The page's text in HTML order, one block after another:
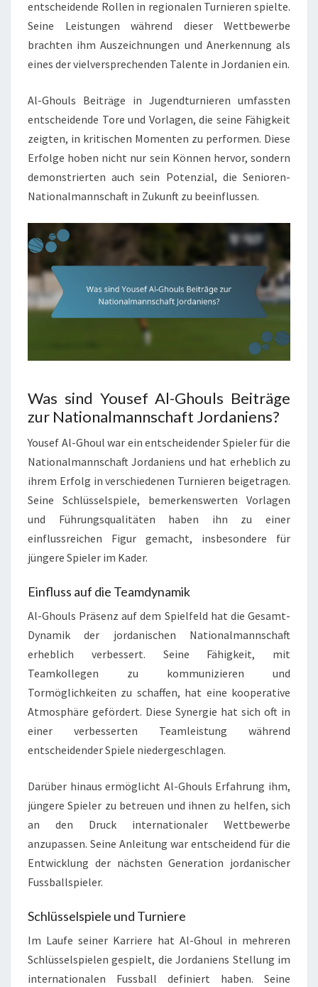
entscheidende Rollen in regionalen Turnieren spielte.
Seine Leistungen während dieser Wettbewerbe
brachten ihm Auszeichnungen und Anerkennung als
eines der vielversprechenden Talente in Jordanien ein.
Al-Ghouls Beiträge in Jugendturnieren umfassten
entscheidende Tore und Vorlagen, die seine Fähigkeit
zeigten, in kritischen Momenten zu performen. Diese
Erfolge hoben nicht nur sein Können hervor, sondern
demonstrierten auch sein Potenzial, die Senioren-
Nationalmannschaft in Zukunft zu beeinflussen.
Was sind Yousef Al-Ghouls Beiträge
zur Nationalmannschaft Jordaniens?
Yousef Al-Ghoul war ein entscheidender Spieler für die
Nationalmannschaft Jordaniens und hat erheblich zu
ihrem Erfolg in verschiedenen Turnieren beigetragen.
Seine Schlüsselspiele, bemerkenswerten Vorlagen
und Führungsqualitäten haben ihn zu einer
einflussreichen Figur gemacht, insbesondere für
jüngere Spieler im Kader.
Einfluss auf die Teamdynamik
Al-Ghouls Präsenz auf dem Spielfeld hat die Gesamt-
Dynamik der jordanischen Nationalmannschaft
erheblich verbessert. Seine Fähigkeit, mit
Teamkollegen zu kommunizieren und
Tormöglichkeiten zu schaffen, hat eine kooperative
Atmosphäre gefördert. Diese Synergie hat sich oft in
einer verbesserten Teamleistung während
entscheidender Spiele niedergeschlagen.
Darüber hinaus ermöglicht Al-Ghouls Erfahrung ihm,
jüngere Spieler zu betreuen und ihnen zu helfen, sich
an den Druck internationaler Wettbewerbe
anzupassen. Seine Anleitung war entscheidend für die
Entwicklung der nächsten Generation jordanischer
Fussballspieler.
Schlüsselspiele und Turniere
Im Laufe seiner Karriere hat Al-Ghoul in mehreren
Schlüsselspielen gespielt, die Jordaniens Stellung im
internationalen Fussball definiert haben. Seine